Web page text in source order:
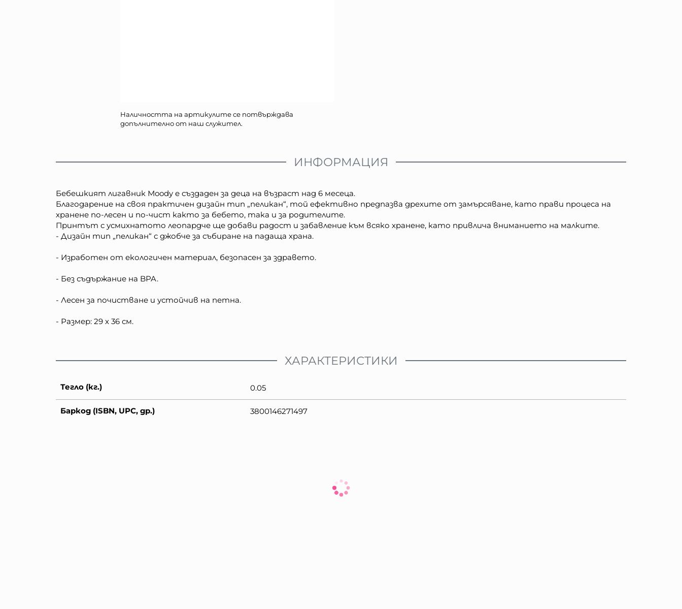
Наличността на артикулите се потвърждава
допълнително от наш служител.
ИНФОРМАЦИЯ
Бебешкият лигавник Moody е създаден за деца на възраст над 6 месеца.
Благодарение на своя практичен дизайн тип „пеликан“, той ефективно предпазва дрехите от замърсяване, като прави процеса на
хранене по-лесен и по-чист както за бебето, така и за родителите.
Принтът с усмихнатото леопардче ще добави радост и забавление към всяко хранене, като привлича вниманието на малките.
- Дизайн тип „пеликан“ с джобче за събиране на падаща храна.
- Изработен от екологичен материал, безопасен за здравето.
- Без съдържание на BPA.
- Лесен за почистване и устойчив на петна.
- Размер: 29 х 36 см.
ХАРАКТЕРИСТИКИ
Тегло (кг.) 0.05
Баркод (ISBN, UPC, др.) 3800146271497